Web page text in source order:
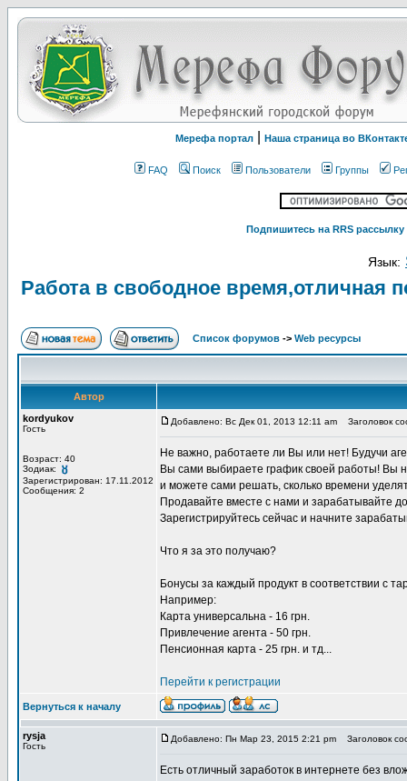
Мерефа портал Наша страница во
FAQ Поиск Пользователи Группы
Подпишитесь на RRS
Язык:
Работа в свободное время,отличная
Список форумов -> Web ресурсы
Автор
kordyukov
Гость
Возраст: 40
Зодиак:
Зарегистрирован: 17.11.2012
Сообщения: 2
Добавлено: Вс Дек 01, 2013 12:11 am Заголовок
Не важно, работаете ли Вы или нет! Будучи
Вы сами выбираете график своей работы! Вы
и можете сами решать, сколько времени
Продавайте вместе с нами и зарабатывайте
Зарегистрируйтесь сейчас и начните
Что я за это получаю?
Бонусы за каждый продукт в соответствии с
Например:
Карта универсальна - 16 грн.
Привлечение агента - 50 грн.
Пенсионная карта - 25 грн. и тд...
Перейти к регистрации
Вернуться к началу
rysja
Гость
Добавлено: Пн Мар 23, 2015 2:21 pm Заголовок
Есть отличный заработок в интернете без